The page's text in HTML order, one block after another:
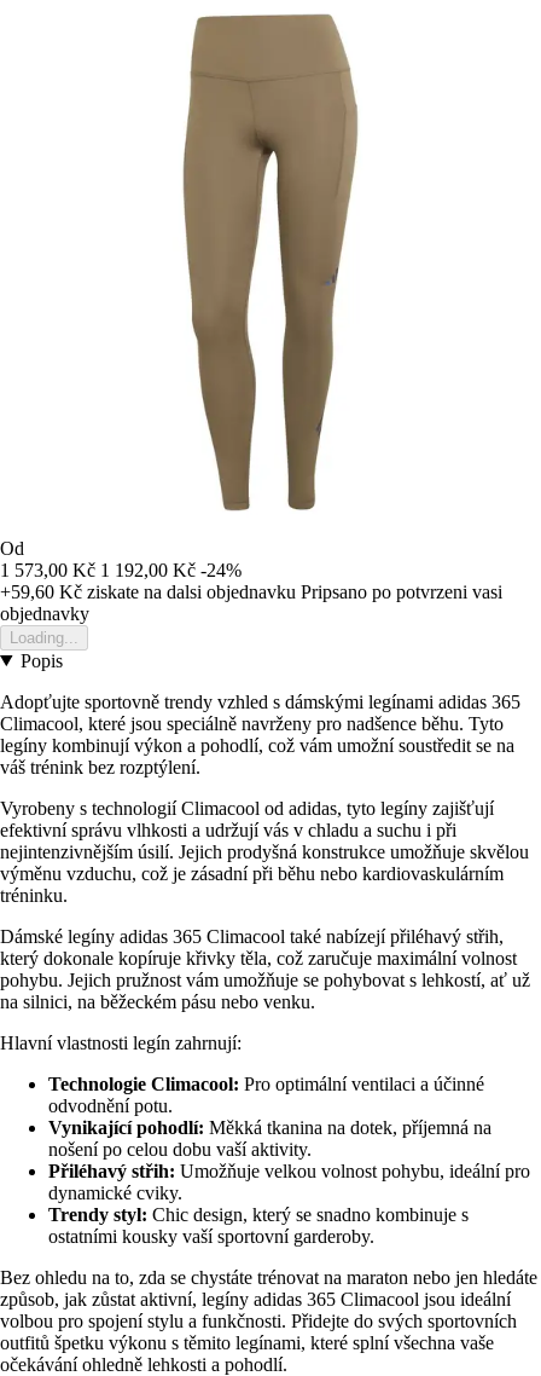
Od
1 573,00 Kč 1 192,00 Kč -24%
+59,60 Kč ziskate na dalsi objednavku Pripsano po potvrzeni vasi
objednavky
Loading...
Popis
Adopťujte sportovně trendy vzhled s dámskými legínami adidas 365
Climacool, které jsou speciálně navrženy pro nadšence běhu. Tyto
legíny kombinují výkon a pohodlí, což vám umožní soustředit se na
váš trénink bez rozptýlení.
Vyrobeny s technologií Climacool od adidas, tyto legíny zajišťují
efektivní správu vlhkosti a udržují vás v chladu a suchu i při
nejintenzivnějším úsilí. Jejich prodyšná konstrukce umožňuje skvělou
výměnu vzduchu, což je zásadní při běhu nebo kardiovaskulárním
tréninku.
Dámské legíny adidas 365 Climacool také nabízejí přiléhavý střih,
který dokonale kopíruje křivky těla, což zaručuje maximální volnost
pohybu. Jejich pružnost vám umožňuje se pohybovat s lehkostí, ať už
na silnici, na běžeckém pásu nebo venku.
Hlavní vlastnosti legín zahrnují:
Technologie Climacool: Pro optimální ventilaci a účinné
odvodnění potu.
Vynikající pohodlí: Měkká tkanina na dotek, příjemná na
nošení po celou dobu vaší aktivity.
Přiléhavý střih: Umožňuje velkou volnost pohybu, ideální pro
dynamické cviky.
Trendy styl: Chic design, který se snadno kombinuje s
ostatními kousky vaší sportovní garderoby.
Bez ohledu na to, zda se chystáte trénovat na maraton nebo jen hledáte
způsob, jak zůstat aktivní, legíny adidas 365 Climacool jsou ideální
volbou pro spojení stylu a funkčnosti. Přidejte do svých sportovních
outfitů špetku výkonu s těmito legínami, které splní všechna vaše
očekávání ohledně lehkosti a pohodlí.